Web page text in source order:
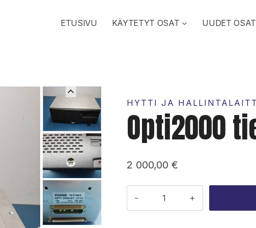
ETUSIVU KÄYTETYT OSAT UUDET OSAT
HYTTI JA
Opti2000
2 000,00€
tietokone